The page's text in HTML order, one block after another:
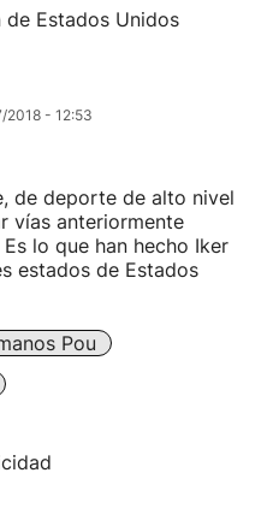
de Estados Unidos
2018 - 12:53
de deporte de alto nivel
vías anteriormente
lo que han hecho Iker
estados de Estados
Pou